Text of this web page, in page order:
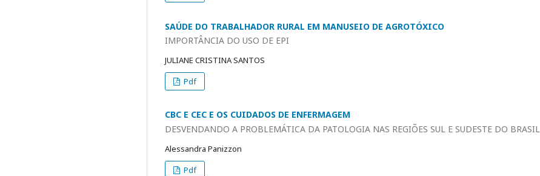
SAÚDE DO TRABALHADOR RURAL EM MANUSEIO DE AGROTÓXICO
IMPORTÂNCIA DO USO DE EPI
JULIANE CRISTINA SANTOS
Pdf
CBC E CEC E OS CUIDADOS DE ENFERMAGEM
DESVENDANDO A PROBLEMÁTICA DA PATOLOGIA NAS REGIÕES SUL E SUDESTE DO BRASIL
Alessandra Panizzon
Pdf